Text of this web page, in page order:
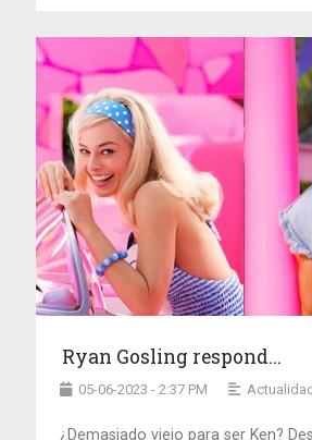
Ryan Gosling respond...
05-06-2023 - 2:37 PM Actualidad
¿Demasiado viejo para ser Ken?